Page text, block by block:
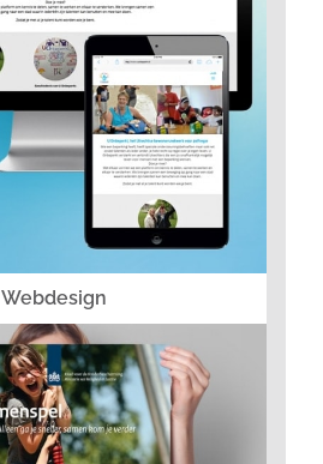
Webdesign